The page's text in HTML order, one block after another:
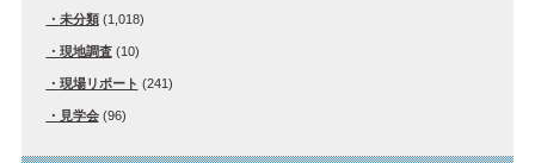
未分類(1,018)
現地調査(10)
現場リポート (241)
見学会(96)